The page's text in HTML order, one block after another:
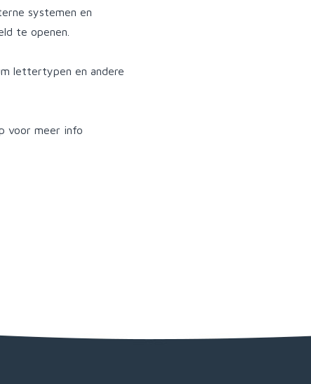
systemen en
te openen.
lettertypen en andere
voor meer info